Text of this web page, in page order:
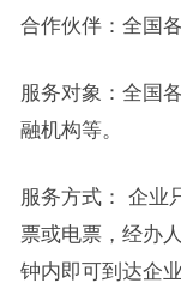
合作伙伴：全国
服务对象：全国
融机构等。
服务方式： 企业
票或电票，经办
钟内即可到达企